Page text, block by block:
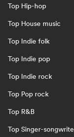
Top Hip-hop
Top House music
Top Indie folk
Top Indie pop
Top Indie rock
Top Pop rock
Top R&B
Top Singer-